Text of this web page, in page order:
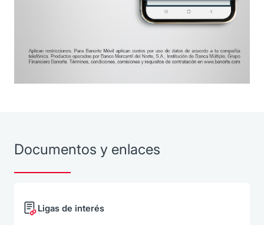
Documentos y enlaces
Ligas de interés